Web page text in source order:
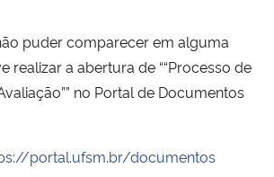
puder comparecer em alguma
realizar a abertura de ““Processo de
no Portal de Documentos
portal.ufsm.br/documentos